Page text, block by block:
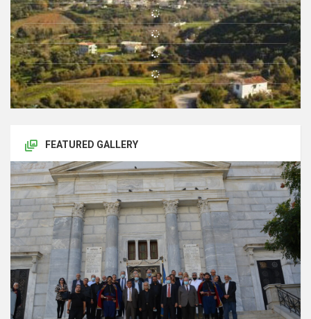
FEATURED GALLERY